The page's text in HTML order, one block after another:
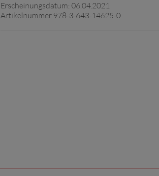
Erscheinungsdatum: 06.04.2021
Artikelnummer 978-3-643-14625-0